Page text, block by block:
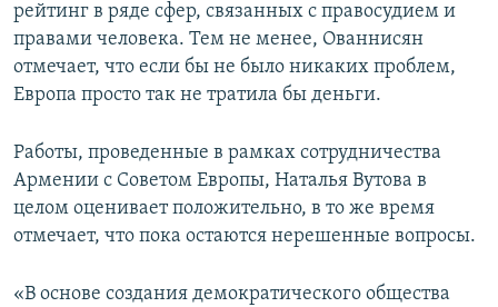
рейтинг в ряде сфер, связанных с правосудием и
правами человека. Тем не менее, Ованнисян
отмечает, что если бы не было никаких проблем,
Европа просто так не тратила бы деньги.
Работы, проведенные в рамках сотрудничества
Армении с Советом Европы, Наталья Вутова в
целом оценивает положительно, в то же время
отмечает, что пока остаются нерешенные вопросы.
«В основе создания демократического общества